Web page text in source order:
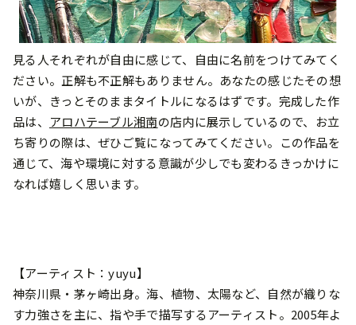
見る人それぞれが自由に感じて、自由に名前をつけてみてく
ださい。正解も不正解もありません。あなたの感じたその想
いが、きっとそのままタイトルになるはずです。完成した作
品は、 アロハテーブル湘南の店内に展示しているので、お立
ち寄りの際は、ぜひご覧になってみてください。この作品を
通じて、海や環境に対する意識が少しでも変わるきっかけに
なれば嬉しく思います。
【アーティスト：yuyu】
神奈川県・茅ヶ崎出身。海、植物、太陽など、自然が織りな
す力強さを主に、指や手で描写するアーティスト。2005年よ